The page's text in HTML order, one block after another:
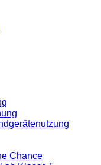
Chance